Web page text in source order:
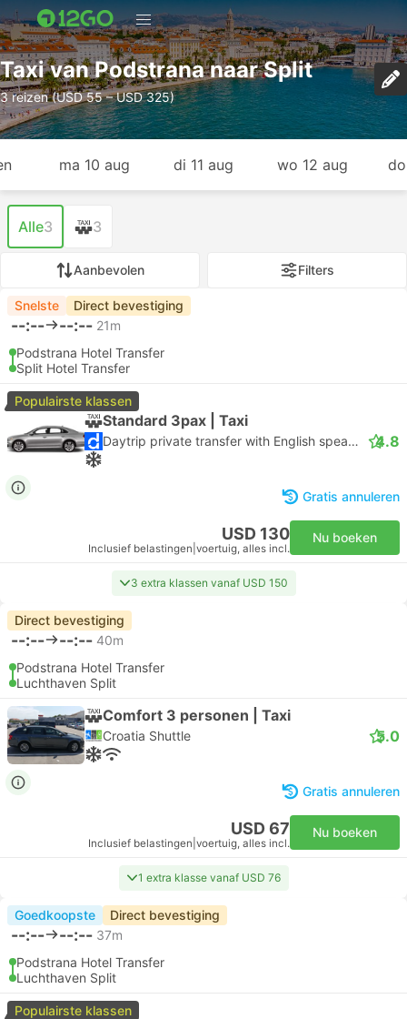
Taxi van Podstrana naar Split
3 reizen (USD 55 – USD 325)
ma 10 aug di 11 aug wo 12 aug
Alle3 3
Aanbevolen Filters
Snelste Direct bevestiging
--:-- --:-- 21m
Podstrana Hotel Transfer
Split Hotel Transfer
Populairste klassen
Standard 3pax | Taxi
Daytrip private transfer with English speaking driver 4.8
Gratis annuleren
USD 130
Inclusief belastingen voertuig, alles incl.
Nu boeken
3 extra klassen vanaf USD 150
Direct bevestiging
--:-- --:-- 40m
Podstrana Hotel Transfer
Luchthaven Split
Comfort 3 personen | Taxi
Croatia Shuttle 5.0
Gratis annuleren
USD 67
Inclusief belastingen voertuig, alles incl.
Nu boeken
1 extra klasse vanaf USD 76
Goedkoopste Direct bevestiging
--:-- --:-- 37m
Podstrana Hotel Transfer
Luchthaven Split
Populairste klassen